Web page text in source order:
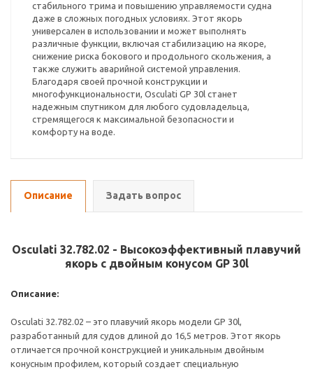
стабильного трима и повышению управляемости судна
даже в сложных погодных условиях. Этот якорь
универсален в использовании и может выполнять
различные функции, включая стабилизацию на якоре,
снижение риска бокового и продольного скольжения, а
также служить аварийной системой управления.
Благодаря своей прочной конструкции и
многофункциональности, Osculati GP 30l станет
надежным спутником для любого судовладельца,
стремящегося к максимальной безопасности и
комфорту на воде.
Описание Задать вопрос
Osculati 32.782.02 - Высокоэффективный плавучий
якорь с двойным конусом GP 30l
Описание:
Osculati 32.782.02 – это плавучий якорь модели GP 30l,
разработанный для судов длиной до 16,5 метров. Этот якорь
отличается прочной конструкцией и уникальным двойным
конусным профилем, который создает специальную